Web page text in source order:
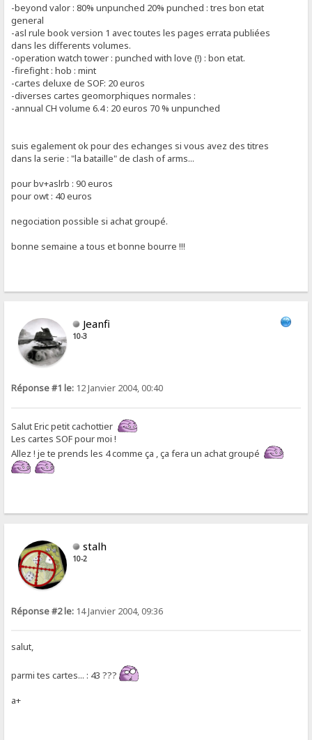
-beyond valor : 80% unpunched 20% punched : tres bon etat
general
-asl rule book version 1 avec toutes les pages errata publiées
dans les differents volumes.
-operation watch tower : punched with love (!) : bon etat.
-firefight : hob : mint
-cartes deluxe de SOF: 20 euros
-diverses cartes geomorphiques normales :
-annual CH volume 6.4 : 20 euros 70 % unpunched
suis egalement ok pour des echanges si vous avez des titres
dans la serie : "la bataille" de clash of arms...
pour bv+aslrb : 90 euros
pour owt : 40 euros
negociation possible si achat groupé.
bonne semaine a tous et bonne bourre !!!
Jeanfi
10-3
Réponse #1 le: 12 Janvier 2004, 00:40
Salut Eric petit cachottier
Les cartes SOF pour moi !
Allez ! je te prends les 4 comme ça , ça fera un achat groupé
stalh
10-2
Réponse #2 le: 14 Janvier 2004, 09:36
salut,
parmi tes cartes... : 43 ???
a+